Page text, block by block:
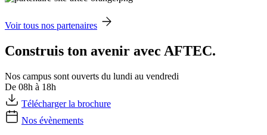
Voir tous nos partenaires
Construis ton avenir avec AFTEC.
Nos campus sont ouverts du lundi au vendredi
De 08h à 18h
Télécharger la brochure
Nos évènements